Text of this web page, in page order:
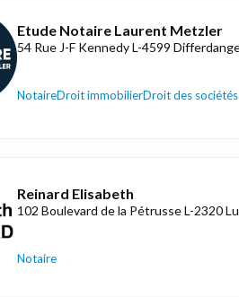
Etude Notaire Laurent Metzler
54 Rue J-F Kennedy L-4599
NotaireDroit immobilierDroit des sociétés
Reinard Elisabeth
102 Boulevard de la Pétrusse L-2320
Notaire